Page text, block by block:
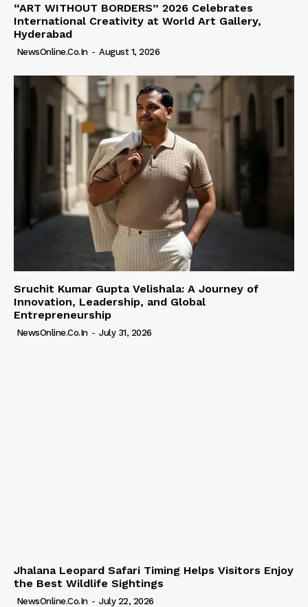
“ART WITHOUT BORDERS” 2026 Celebrates
International Creativity at World Art Gallery,
Hyderabad
NewsOnline.co.in - August 1, 2026
Sruchit Kumar Gupta Velishala: A Journey of
Innovation, Leadership, and Global
Entrepreneurship
NewsOnline.co.in - July 31, 2026
Jhalana Leopard Safari Timing Helps Visitors Enjoy
the Best Wildlife Sightings
NewsOnline.co.in - July 22, 2026